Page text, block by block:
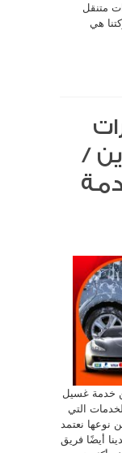
متنقل
هي
/
خدمة
خدمة غسيل
التي
نوعها نعتمد
أيضًا فريق